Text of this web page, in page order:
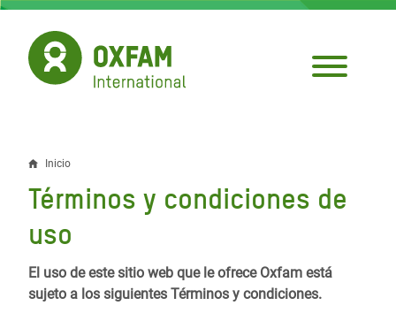
Pasar
contenido
principal
Sobrescribir
enlaces
de
ayuda
a
Inicio
Términos y condiciones de
uso
El uso de este sitio web que le ofrece Oxfam está
sujeto a los siguientes Términos y condiciones.